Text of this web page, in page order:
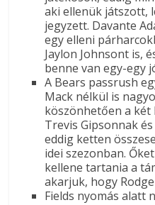
aki ellenük játszott,
jegyzett. Davante
egy elleni
Jaylon Johnsont is,
benne van egy-egy
A Bears passrush
Mack nélkül is
köszönhetően a
Trevis Gipsonnak
eddig ketten
idei szezonban.
kellene tartania a
akarjuk, hogy
Fields nyomás alatt